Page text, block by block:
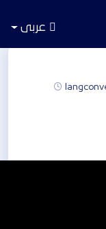
عربى